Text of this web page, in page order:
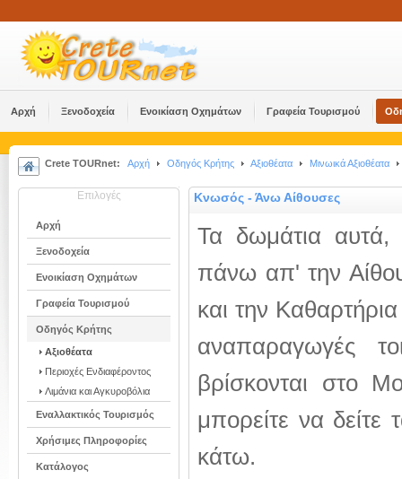
Αρχή Ξενοδοχεία Ενοικίαση Οχημάτων Γραφεία Τουρισμού
Crete TOURnet: Αρχή Οδηγός Κρήτης Αξιοθέατα Μινωικά Αξιοθέατα
Επιλογές
Αρχή
Ξενοδοχεία
Ενοικίαση Οχημάτων
Γραφεία Τουρισμού
Οδηγός Κρήτης
Αξιοθέατα
Περιοχές Ενδιαφέροντος
Λιμάνια και Αγκυροβόλια
Εναλλακτικός Τουρισμός
Χρήσιμες Πληροφορίες
Κατάλογος
Κνωσός - Άνω Αίθουσες
Τα δωμάτια αυτά,
πάνω απ' την
και την
αναπαραγωγές
βρίσκονται στο
μπορείτε να
κάτω.